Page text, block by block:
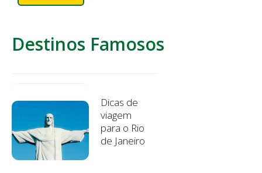
Destinos Famosos
Dicas de
viagem
para o Rio
de Janeiro